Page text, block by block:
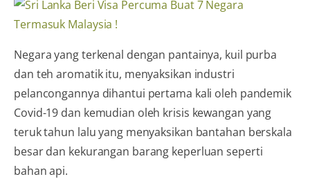
Negara yang terkenal dengan pantainya, kuil purba
dan teh aromatik itu, menyaksikan industri
pelancongannya dihantui pertama kali oleh pandemik
Covid-19 dan kemudian oleh krisis kewangan yang
teruk tahun lalu yang menyaksikan bantahan berskala
besar dan kekurangan barang keperluan seperti
bahan api.